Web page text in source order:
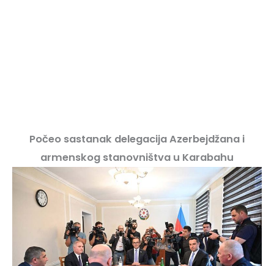
Počeo sastanak delegacija Azerbejdžana i
armenskog stanovništva u Karabahu